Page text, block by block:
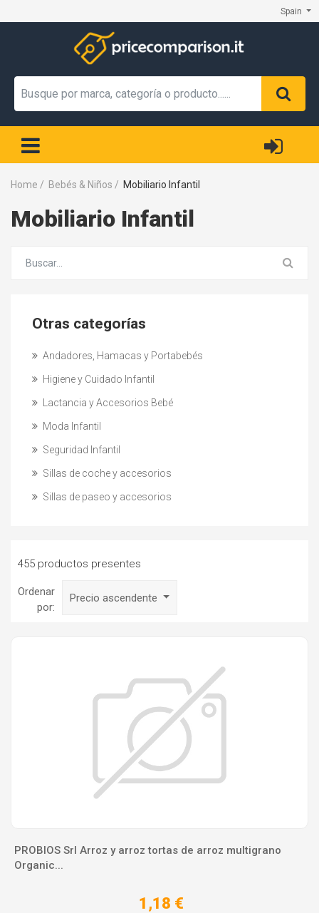
Spain
Home / Bebés & Niños / Mobiliario Infantil
Mobiliario Infantil
Otras categorías
Andadores, Hamacas y Portabebés
Higiene y Cuidado Infantil
Lactancia y Accesorios Bebé
Moda Infantil
Seguridad Infantil
Sillas de coche y accesorios
Sillas de paseo y accesorios
455 productos presentes
Ordenar
por:
Precio ascendente
PROBIOS Srl Arroz y arroz tortas de arroz multigrano
Organic...
1,18 €